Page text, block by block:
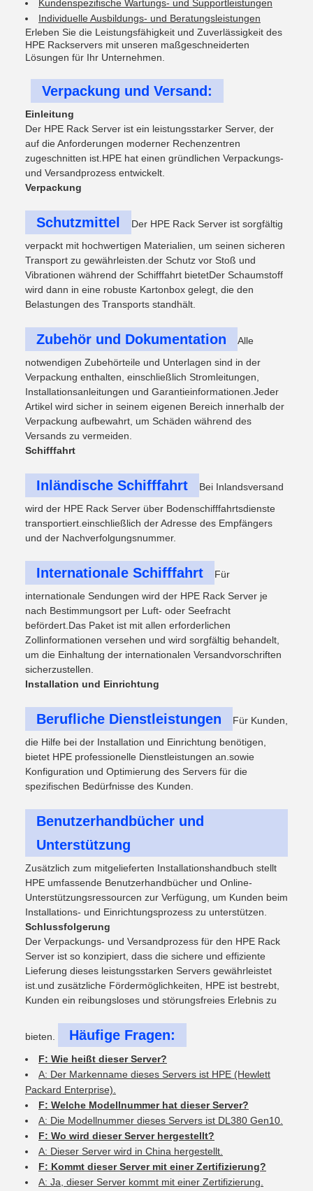
Kundenspezifische Wartungs- und Supportleistungen
Individuelle Ausbildungs- und Beratungsleistungen
Erleben Sie die Leistungsfähigkeit und Zuverlässigkeit des
HPE Rackservers mit unseren maßgeschneiderten
Lösungen für Ihr Unternehmen.
Verpackung und Versand:
Einleitung
Der HPE Rack Server ist ein leistungsstarker Server, der
auf die Anforderungen moderner Rechenzentren
zugeschnitten ist.HPE hat einen gründlichen Verpackungs-
und Versandprozess entwickelt.
Verpackung
Schutzmittel
Der HPE Rack Server ist sorgfältig
verpackt mit hochwertigen Materialien, um seinen sicheren
Transport zu gewährleisten.der Schutz vor Stoß und
Vibrationen während der Schifffahrt bietetDer Schaumstoff
wird dann in eine robuste Kartonbox gelegt, die den
Belastungen des Transports standhält.
Zubehör und Dokumentation
Alle
notwendigen Zubehörteile und Unterlagen sind in der
Verpackung enthalten, einschließlich Stromleitungen,
Installationsanleitungen und Garantieinformationen.Jeder
Artikel wird sicher in seinem eigenen Bereich innerhalb der
Verpackung aufbewahrt, um Schäden während des
Versands zu vermeiden.
Schifffahrt
Inländische Schifffahrt
Bei Inlandsversand
wird der HPE Rack Server über Bodenschifffahrtsdienste
transportiert.einschließlich der Adresse des Empfängers
und der Nachverfolgungsnummer.
Internationale Schifffahrt
Für
internationale Sendungen wird der HPE Rack Server je
nach Bestimmungsort per Luft- oder Seefracht
befördert.Das Paket ist mit allen erforderlichen
Zollinformationen versehen und wird sorgfältig behandelt,
um die Einhaltung der internationalen Versandvorschriften
sicherzustellen.
Installation und Einrichtung
Berufliche Dienstleistungen
Für Kunden,
die Hilfe bei der Installation und Einrichtung benötigen,
bietet HPE professionelle Dienstleistungen an.sowie
Konfiguration und Optimierung des Servers für die
spezifischen Bedürfnisse des Kunden.
Benutzerhandbücher und
Unterstützung
Zusätzlich zum mitgelieferten Installationshandbuch stellt
HPE umfassende Benutzerhandbücher und Online-
Unterstützungsressourcen zur Verfügung, um Kunden beim
Installations- und Einrichtungsprozess zu unterstützen.
Schlussfolgerung
Der Verpackungs- und Versandprozess für den HPE Rack
Server ist so konzipiert, dass die sichere und effiziente
Lieferung dieses leistungsstarken Servers gewährleistet
ist.und zusätzliche Fördermöglichkeiten, HPE ist bestrebt,
Kunden ein reibungsloses und störungsfreies Erlebnis zu
bieten. Häufige Fragen:
F: Wie heißt dieser Server?
A: Der Markenname dieses Servers ist HPE (Hewlett
Packard Enterprise).
F: Welche Modellnummer hat dieser Server?
A: Die Modellnummer dieses Servers ist DL380 Gen10.
F: Wo wird dieser Server hergestellt?
A: Dieser Server wird in China hergestellt.
F: Kommt dieser Server mit einer Zertifizierung?
A: Ja, dieser Server kommt mit einer Zertifizierung.